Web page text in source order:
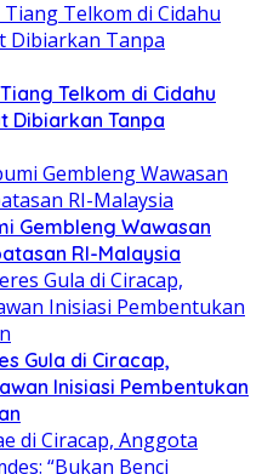
Telkom di Cidahu
Dibiarkan Tanpa
Gembleng Wawasan
RI-Malaysia
Gula di Ciracap,
Inisiasi Pembentukan